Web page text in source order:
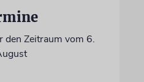
den Zeitraum vom 6.